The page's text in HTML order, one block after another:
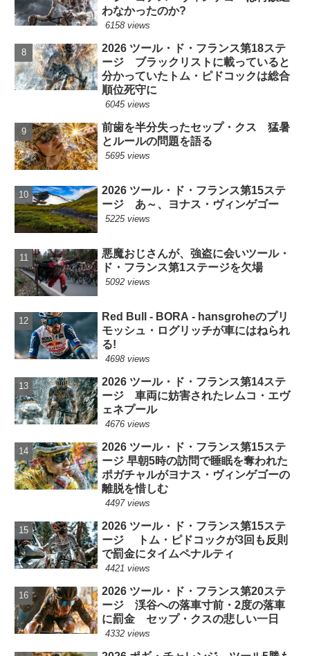
わなかったのか?
6158 views
2026 ツール・ド・フランス第18ステ
ージ ブラックリストに載っていると
分かっていたトム・ピドコックは総合
順位死守に
6045 views
前歯を半分失ったセップ・クス 猛暑
とルールの問題を語る
5695 views
2026 ツール・ド・フランス第15ステ
ージ あ～、ヨナス・ヴィンゲゴー
5225 views
悪魔おじさんが、強盗に会いツール・
ド・フランス第1ステージを欠場
5092 views
Red Bull - BORA - hansgroheのプリ
モッシュ・ログリッチが車にはねられ
る!
4698 views
2026 ツール・ド・フランス第14ステ
ージ 車両に妨害されたレムコ・エヴ
ェネプール
4676 views
2026 ツール・ド・フランス第15ステ
ージ 早朝5時の訪問で睡眠を奪われた
ポガチャルがヨナス・ヴィンゲゴーの
離脱を惜しむ
4497 views
2026 ツール・ド・フランス第15ステ
ージ トム・ピドコックが3回も反則
で罰金にタイムペナルティ
4421 views
2026 ツール・ド・フランス第20ステ
ージ 渓谷への落車寸前・2度の落車
に罰金 セップ・クスの悲しい一日
4332 views